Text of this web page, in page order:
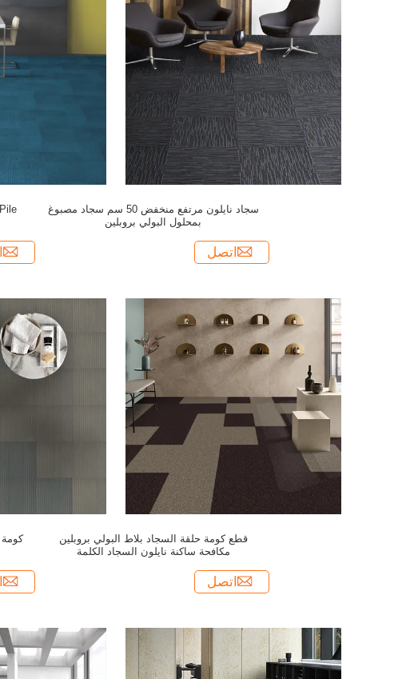
سجاد نايلون مرتفع منخفض 50 سم سجاد مصبوغ
بمحلول البولي بروبلين
اتصل
قطع كومة حلقة السجاد بلاط البولي بروبلين
مكافحة ساكنة نايلون السجاد الكلمة
اتصل